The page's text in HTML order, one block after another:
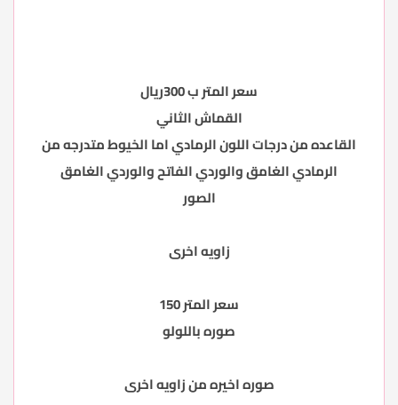
سعر المتر ب 300ريال
القماش الثاني
القاعده من درجات اللون الرمادي اما الخيوط متدرجه من
الرمادي الغامق والوردي الفاتح والوردي الغامق
الصور
زاويه اخرى
سعر المتر 150
صوره باللولو
صوره اخيره من زاويه اخرى